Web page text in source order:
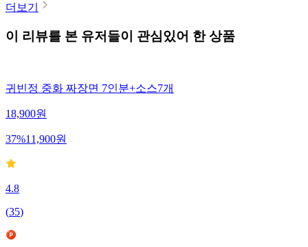
더보기
이 리뷰를 본 유저들이 관심있어 한 상품
귀빈정 중화 짜장면 7인분+소스7개
18,900원
37%11,900원
4.8
(35)